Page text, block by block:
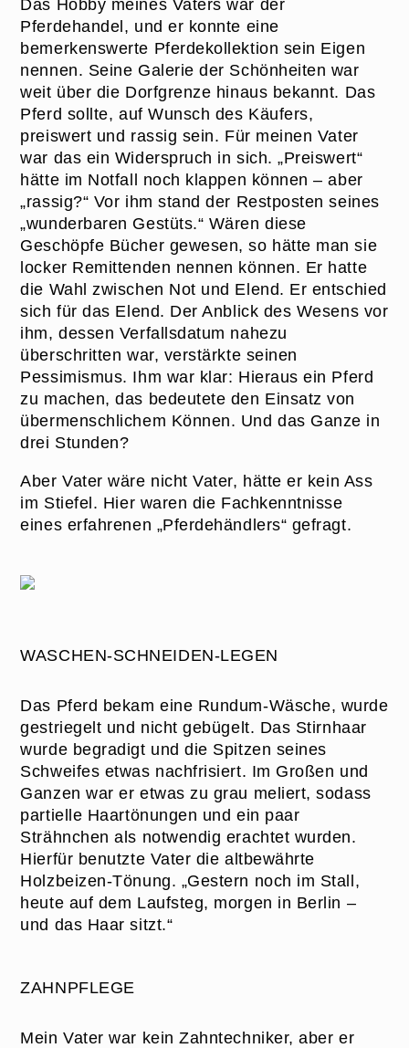
Das Hobby meines Vaters war der
Pferdehandel, und er konnte eine
bemerkenswerte Pferdekollektion sein Eigen
nennen. Seine Galerie der Schönheiten war
weit über die Dorfgrenze hinaus bekannt. Das
Pferd sollte, auf Wunsch des Käufers,
preiswert und rassig sein. Für meinen Vater
war das ein Widerspruch in sich. „Preiswert“
hätte im Notfall noch klappen können – aber
„rassig?“ Vor ihm stand der Restposten seines
„wunderbaren Gestüts.“ Wären diese
Geschöpfe Bücher gewesen, so hätte man sie
locker Remittenden nennen können. Er hatte
die Wahl zwischen Not und Elend. Er entschied
sich für das Elend. Der Anblick des Wesens vor
ihm, dessen Verfallsdatum nahezu
überschritten war, verstärkte seinen
Pessimismus. Ihm war klar: Hieraus ein Pferd
zu machen, das bedeutete den Einsatz von
übermenschlichem Können. Und das Ganze in
drei Stunden?
Aber Vater wäre nicht Vater, hätte er kein Ass
im Stiefel. Hier waren die Fachkenntnisse
eines erfahrenen „Pferdehändlers“ gefragt.
WASCHEN-SCHNEIDEN-LEGEN
Das Pferd bekam eine Rundum-Wäsche, wurde
gestriegelt und nicht gebügelt. Das Stirnhaar
wurde begradigt und die Spitzen seines
Schweifes etwas nachfrisiert. Im Großen und
Ganzen war er etwas zu grau meliert, sodass
partielle Haartönungen und ein paar
Strähnchen als notwendig erachtet wurden.
Hierfür benutzte Vater die altbewährte
Holzbeizen-Tönung. „Gestern noch im Stall,
heute auf dem Laufsteg, morgen in Berlin –
und das Haar sitzt.“
ZAHNPFLEGE
Mein Vater war kein Zahntechniker, aber er